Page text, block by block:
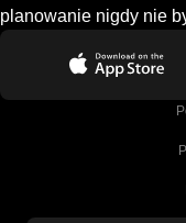
planowanie nigdy nie